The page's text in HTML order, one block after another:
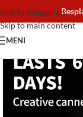
Skip to navigation
Skip to main content
MENI